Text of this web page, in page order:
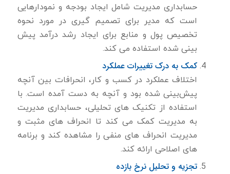
حسابداری مدیریت شامل ایجاد بودجه و نمودارهایی
است که مدیر برای تصمیم گیری در مورد نحوه
تخصیص پول و منابع برای ایجاد رشد درآمد پیش
بینی شده استفاده می کند.
کمک به درک تغییرات عملکرد
اختلاف عملکرد در کسب و کار، انحرافات بین آنچه
پیش‌بینی شده بود و آنچه به دست آمده است. با
استفاده از تکنیک های تحلیلی، حسابداری مدیریت
به مدیریت کمک می کند تا انحراف های مثبت و
مدیریت انحراف های منفی را مشاهده کند و برنامه
های اصلاحی ارائه کند.
تجزیه و تحلیل نرخ بازده